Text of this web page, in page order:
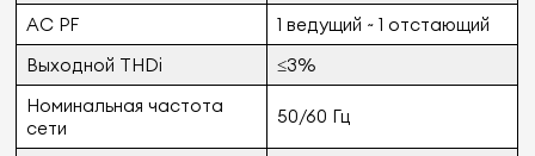
AC PF
1 ведущий ~ 1 отстающий
Выходной THDi
≤3%
Номинальная частота
сети
50/60 Гц